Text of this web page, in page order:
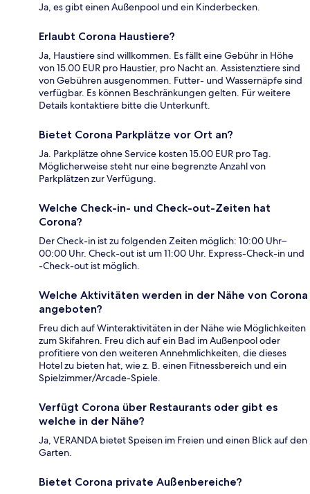
Ja, es gibt einen Außenpool und ein Kinderbecken.
Erlaubt Corona Haustiere?
Ja, Haustiere sind willkommen. Es fällt eine Gebühr in Höhe
von 15.00 EUR pro Haustier, pro Nacht an. Assistenztiere sind
von Gebühren ausgenommen. Futter- und Wassernäpfe sind
verfügbar. Es können Beschränkungen gelten. Für weitere
Details kontaktiere bitte die Unterkunft.
Bietet Corona Parkplätze vor Ort an?
Ja. Parkplätze ohne Service kosten 15.00 EUR pro Tag.
Möglicherweise steht nur eine begrenzte Anzahl von
Parkplätzen zur Verfügung.
Welche Check-in- und Check-out-Zeiten hat
Corona?
Der Check-in ist zu folgenden Zeiten möglich: 10:00 Uhr–
00:00 Uhr. Check-out ist um 11:00 Uhr. Express-Check-in und
-Check-out ist möglich.
Welche Aktivitäten werden in der Nähe von Corona
angeboten?
Freu dich auf Winteraktivitäten in der Nähe wie Möglichkeiten
zum Skifahren. Freu dich auf ein Bad im Außenpool oder
profitiere von den weiteren Annehmlichkeiten, die dieses
Hotel zu bieten hat, wie z. B. einen Fitnessbereich und ein
Spielzimmer/Arcade-Spiele.
Verfügt Corona über Restaurants oder gibt es
welche in der Nähe?
Ja, VERANDA bietet Speisen im Freien und einen Blick auf den
Garten.
Bietet Corona private Außenbereiche?